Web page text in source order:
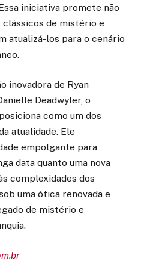
iniciativa promete não
de mistério e
atualizá-los para o cenário
inovadora de Ryan
Deadwyler, o
como um dos
atualidade. Ele
empolgante para
data quanto uma nova
complexidades dos
uma ótica renovada e
de mistério e